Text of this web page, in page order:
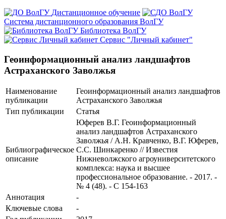
Дистанционное обучение
Система дистанционного образования ВолГУ
Библиотека ВолГУ
Сервис "Личный кабинет"
Геоинформационный анализ ландшафтов
Астраханского Заволжья
Наименование
публикации
Геоинформационный анализ ландшафтов
Астраханского Заволжья
Тип публикации
Статья
Библиографическое
описание
Юферев В.Г. Геоинформационный
анализ ландшафтов Астраханского
Заволжья / А.Н. Кравченко, В.Г. Юферев,
С.С. Шинкаренко // Известия
Нижневолжского агроуниверситетского
комплекса: наука и высшее
профессиональное образование. - 2017. -
№ 4 (48). - C 154-163
Аннотация
-
Ключевые cлова
-